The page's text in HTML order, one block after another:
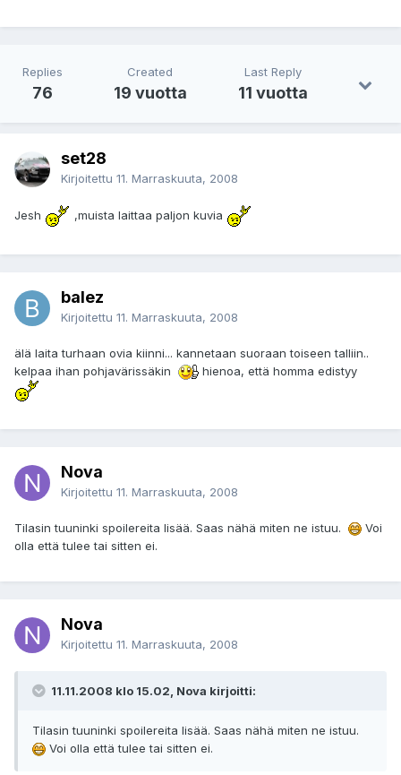
Replies
76
Created
19 vuotta
Last Reply
11 vuotta
set28
Kirjoitettu 11. Marraskuuta, 2008
Jesh ,muista laittaa paljon kuvia
balez
Kirjoitettu 11. Marraskuuta, 2008
älä laita turhaan ovia kiinni... kannetaan suoraan toiseen talliin..
kelpaa ihan pohjavärissäkin
hienoa, että homma edistyy
Nova
Kirjoitettu 11. Marraskuuta, 2008
Tilasin tuuninki spoilereita lisää. Saas nähä miten ne istuu.
Voi
olla että tulee tai sitten ei.
Nova
Kirjoitettu 11. Marraskuuta, 2008
11.11.2008 klo 15.02, Nova kirjoitti:
Tilasin tuuninki spoilereita lisää. Saas nähä miten ne istuu.
Voi olla että tulee tai sitten ei.